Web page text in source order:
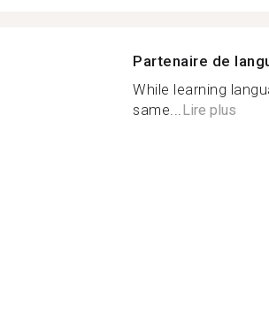
Partenaire de
While learning
same...Lire plus